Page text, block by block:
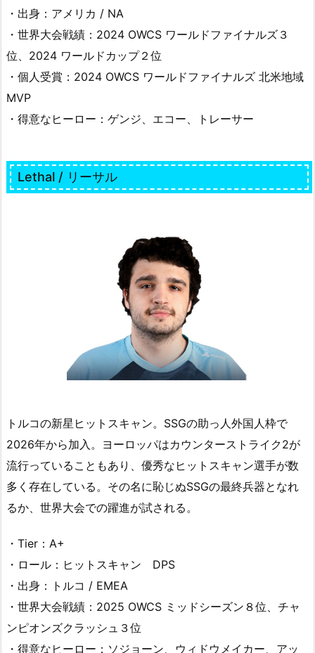
・出身：アメリカ / NA
・世界大会戦績：2024 OWCS ワールドファイナルズ３
位、2024 ワールドカップ２位
・個人受賞：2024 OWCS ワールドファイナルズ 北米地域
MVP
・得意なヒーロー：ゲンジ、エコー、トレーサー
Lethal / リーサル
トルコの新星ヒットスキャン。SSGの助っ人外国人枠で
2026年から加入。ヨーロッパはカウンターストライク2が
流行っていることもあり、優秀なヒットスキャン選手が数
多く存在している。その名に恥じぬSSGの最終兵器となれ
るか、世界大会での躍進が試される。
・Tier：A+
・ロール：ヒットスキャン DPS
・出身：トルコ / EMEA
・世界大会戦績：2025 OWCS ミッドシーズン８位、チャ
ンピオンズクラッシュ３位
・得意なヒーロー：ソジョーン、ウィドウメイカー、アッ